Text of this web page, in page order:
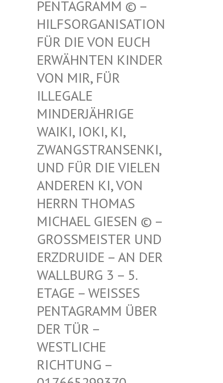
AGRAMM © – HILF
SORGANISATION FÜR
DIE VON EUCH ERWÄ
HNTEN KINDER VON
MIR, FÜR ILLE
GALE MIND
ERJÄHRIGE WAIK
I, IOKI, KI, ZWAN
GSTRANSENKI, UND
FÜR DIE VIELEN ANDE
REN KI, VON HERR
N THOMAS MICH
AEL GIESEN © – GROSS
MEISTER UND ERZDR
UIDE – AN DER WALLB
URG 3 – 5. ETAGE
– WEISSES PENTAG
RAMM ÜBER DER TÜ
R – WESTLI
CHE RICHTU
NG – 017665